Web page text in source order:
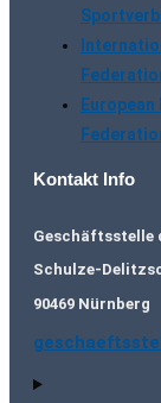
European
Kontakt Info
Geschäftsstelle
Schulze-
90469 Nürnberg